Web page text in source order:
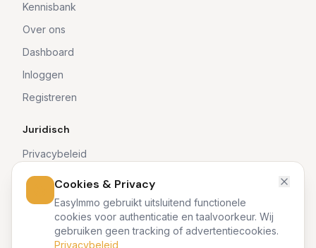
Cookies & Privacy
EasyImmo gebruikt uitsluitend functionele
cookies voor authenticatie en taalvoorkeur. Wij
gebruiken geen tracking of advertentiecookies.
Privacybeleid
Kennisbank
Over ons
Dashboard
Inloggen
Registreren
Juridisch
Privacybeleid
Algemene voorwaarden
EasyImmo. Alle rechten voorbehouden. EasyImmo is een